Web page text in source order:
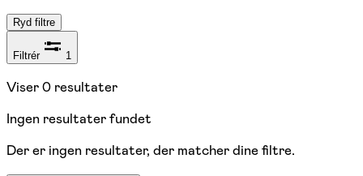
Ryd filtre
Filtrér 1
Viser0 resultater
Ingen resultater fundet
Der er ingen resultater, der matcher dine filtre.